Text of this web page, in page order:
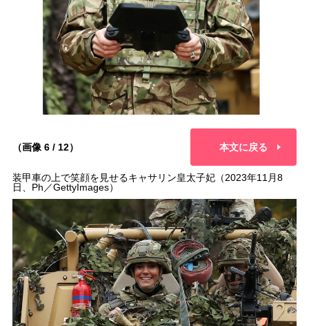
（画像 6 / 12） 本文に戻る
装甲車の上で笑顔を見せるキャサリン皇太子妃（2023年11月8
日、Ph／GettyImages）